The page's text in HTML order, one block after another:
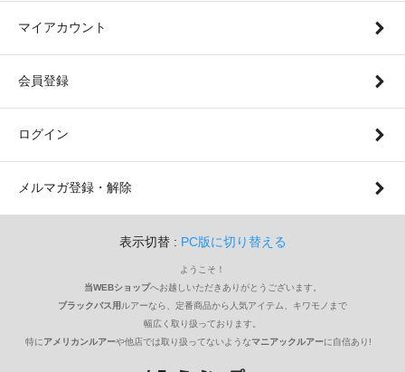
マイアカウント
会員登録
ログイン
メルマガ登録・解除
表示切替 : PC版に切り替える
ようこそ！
当WEBショップへお越しいただきありがとうございます。
ブラックバス用 ルアーなら、定番商品から人気アイテム、キワモノまで
幅広く取り扱っております。
特にアメリカンルアーや他店では取り扱ってないようなマニアックルアーに自信あり!